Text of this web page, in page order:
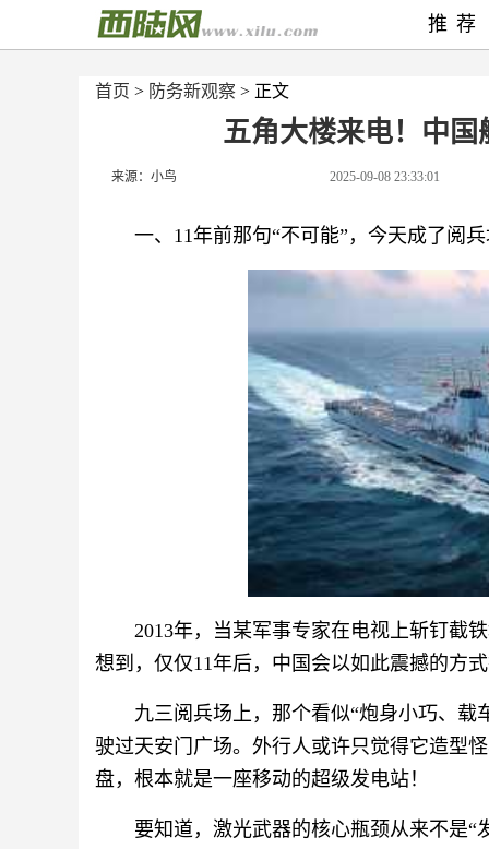
首页 > 防务新观察 > 正文
五角大楼来电！中
来源：小鸟 2025-09-08 23:33:01
一、11年前那句“不可能”，今天成了阅
2013年，当某军事专家在电视上斩钉截
想到，仅仅11年后，中国会以如此震撼的方
九三阅兵场上，那个看似“炮身小巧、
驶过天安门广场。外行人或许只觉得它造型
盘，根本就是一座移动的超级发电站！
要知道，激光武器的核心瓶颈从来不是“
推荐